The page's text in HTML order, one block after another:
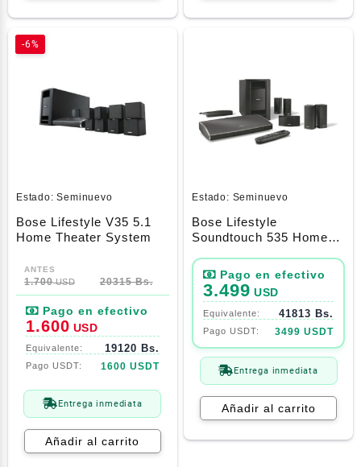
-6%
Estado:Seminuevo
Bose Lifestyle V35 5.1
Home Theater System
1.700USD 20315 Bs.
El
precio
original
era:
1.700$.
1.600 USD
19120 Bs.
1600 USDT
El
precio
actual
es:
1.600$.
Entrega inmediata
Añadir al carrito
Estado: Seminuevo
Bose Lifestyle
Soundtouch 535 Home
3.499 USD
41813 Bs.
3499 USDT
Entrega inmediata
Añadir al carrito